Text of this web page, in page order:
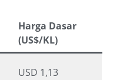
Harga Dasar
(US$/KL)
USD 1,13